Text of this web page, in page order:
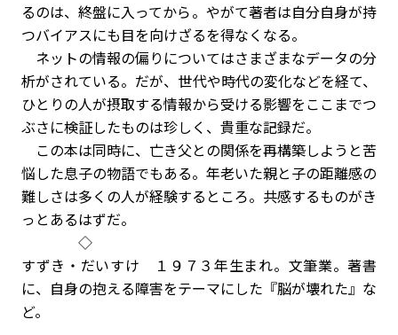
るのは、終盤に入ってから。やがて著者は自分自身が持
つバイアスにも目を向けざるを得なくなる。
ネットの情報の偏りについてはさまざまなデータの分
析がされている。だが、世代や時代の変化などを経て、
ひとりの人が摂取する情報から受ける影響をここまでつ
ぶさに検証したものは珍しく、貴重な記録だ。
この本は同時に、亡き父との関係を再構築しようと苦
悩した息子の物語でもある。年老いた親と子の距離感の
難しさは多くの人が経験するところ。共感するものがき
っとあるはずだ。
◇
すずき・だいすけ １９７３年生まれ。文筆業。著書
に、自身の抱える障害をテーマにした『脳が壊れた』な
ど。